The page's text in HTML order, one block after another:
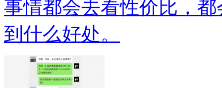
事情都会去看性价比，
到什么好处。